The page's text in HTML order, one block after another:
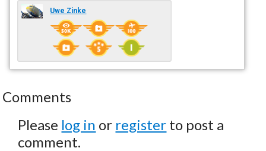
Uwe Zinke
Comments
Please log in or register to post a
comment.